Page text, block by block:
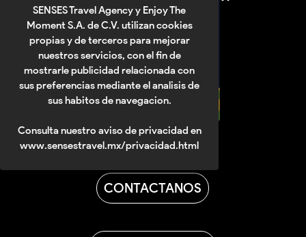
SENSES Travel Agency y Enjoy The
Moment S.A. de C.V. utilizan cookies
propias y de terceros para mejorar
nuestros servicios, con el fin de
mostrarle publicidad relacionada con
sus preferencias mediante el analisis de
sus habitos de navegacion.
Consulta nuestro aviso de privacidad en
www.sensestravel.mx/privacidad.html
CONTACTANOS